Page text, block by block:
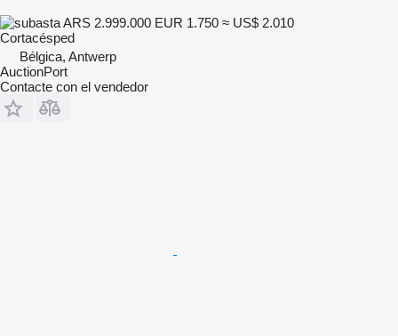
ARS 2.999.000 EUR 1.750 ≈ US$ 2.010
Cortacésped
Bélgica, Antwerp
AuctionPort
Contacte con el vendedor